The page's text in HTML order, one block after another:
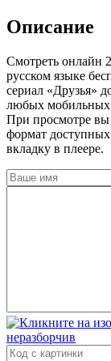
Описание
Cмотреть онлайн
русском языке
сериал «Друзья»
любых мобильных
При просмотре вы
формат
вкладку в плеере.